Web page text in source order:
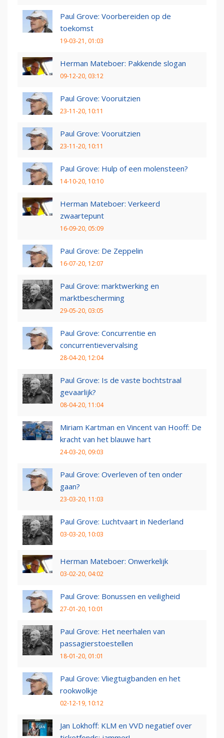
Paul Grove: Voorbereiden op de
toekomst
19-03-21, 01:03
Herman Mateboer: Pakkende slogan
09-12-20, 03:12
Paul Grove: Vooruitzien
23-11-20, 10:11
Paul Grove: Vooruitzien
23-11-20, 10:11
Paul Grove: Hulp of een molensteen?
14-10-20, 10:10
Herman Mateboer: Verkeerd
zwaartepunt
16-09-20, 05:09
Paul Grove: De Zeppelin
16-07-20, 12:07
Paul Grove: marktwerking en
marktbescherming
29-05-20, 03:05
Paul Grove: Concurrentie en
concurrentievervalsing
28-04-20, 12:04
Paul Grove: Is de vaste bochtstraal
gevaarlijk?
08-04-20, 11:04
Miriam Kartman en Vincent van Hooff: De
kracht van het blauwe hart
24-03-20, 09:03
Paul Grove: Overleven of ten onder
gaan?
23-03-20, 11:03
Paul Grove: Luchtvaart in Nederland
03-03-20, 10:03
Herman Mateboer: Onwerkelijk
03-02-20, 04:02
Paul Grove: Bonussen en veiligheid
27-01-20, 10:01
Paul Grove: Het neerhalen van
passagierstoestellen
18-01-20, 01:01
Paul Grove: Vliegtuigbanden en het
rookwolkje
02-12-19, 10:12
Jan Lokhoff: KLM en VVD negatief over